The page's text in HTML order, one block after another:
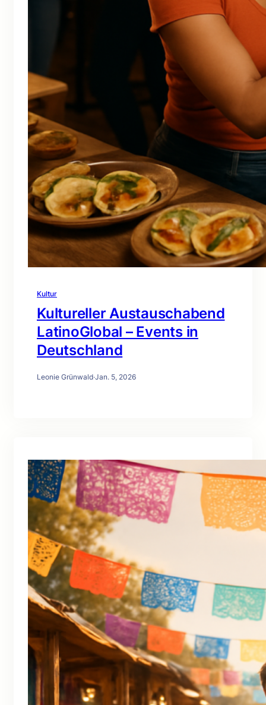
Kultur
Kultureller Austauschabend
LatinoGlobal – Events in
Deutschland
Leonie Grünwald·Jan. 5, 2026